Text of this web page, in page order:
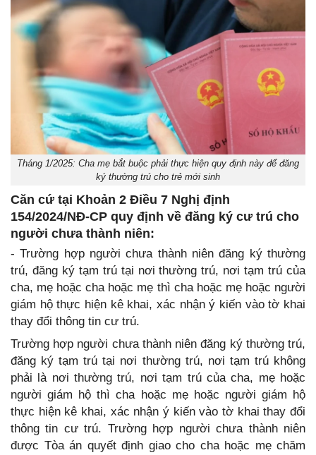
Tháng 1/2025: Cha mẹ bắt buộc phải thực hiện quy định này để đăng
ký thường trú cho trẻ mới sinh
Căn cứ tại Khoản 2 Điều 7 Nghị định
154/2024/NĐ-CP quy định về đăng ký cư trú cho
người chưa thành niên:
- Trường hợp người chưa thành niên đăng ký thường
trú, đăng ký tạm trú tại nơi thường trú, nơi tạm trú của
cha, mẹ hoặc cha hoặc mẹ thì cha hoặc mẹ hoặc người
giám hộ thực hiện kê khai, xác nhận ý kiến vào tờ khai
thay đổi thông tin cư trú.
Trường hợp người chưa thành niên đăng ký thường trú,
đăng ký tạm trú tại nơi thường trú, nơi tạm trú không
phải là nơi thường trú, nơi tạm trú của cha, mẹ hoặc
người giám hộ thì cha hoặc mẹ hoặc người giám hộ
thực hiện kê khai, xác nhận ý kiến vào tờ khai thay đổi
thông tin cư trú. Trường hợp người chưa thành niên
được Tòa án quyết định giao cho cha hoặc mẹ chăm